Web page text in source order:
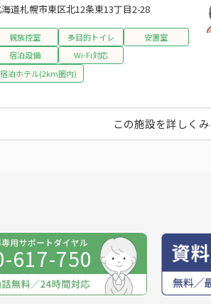
道札幌市東区北12条東13丁目2-28
親族控室 多目的トイレ
安置室
宿泊設備
Wi-Fi対応
宿泊ホテル(2km圏内)
この施設を詳しくみ
617-750